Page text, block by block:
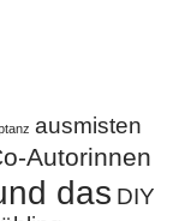
ausmisten
Autorinnen
das DIY